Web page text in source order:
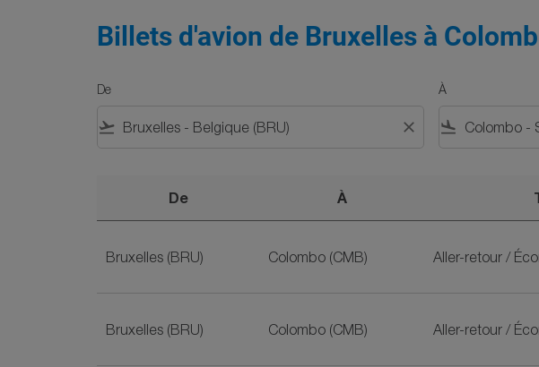
Billets d'avion de Bruxelles à
De
flight_takeoff close
À
flight_land
De À
Bruxelles (BRU) Colombo (CMB) Aller-retour /
Bruxelles (BRU) Colombo (CMB) Aller-retour /